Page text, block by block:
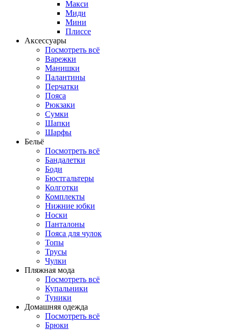
Макси
Миди
Мини
Плиссе
Аксессуары
Посмотреть всё
Варежки
Манишки
Палантины
Перчатки
Пояса
Рюкзаки
Сумки
Шапки
Шарфы
Бельё
Посмотреть всё
Бандалетки
Боди
Бюстгальтеры
Колготки
Комплекты
Нижние юбки
Носки
Панталоны
Поясa для чулок
Топы
Трусы
Чулки
Пляжная мода
Посмотреть всё
Купальники
Туники
Домашняя одежда
Посмотреть всё
Брюки